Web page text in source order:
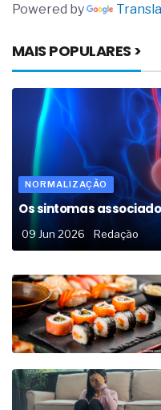
Powered by
MAIS POPULARES >
NORMALIZAÇÃO
Os sintomas
09 Jun 2026 Redação